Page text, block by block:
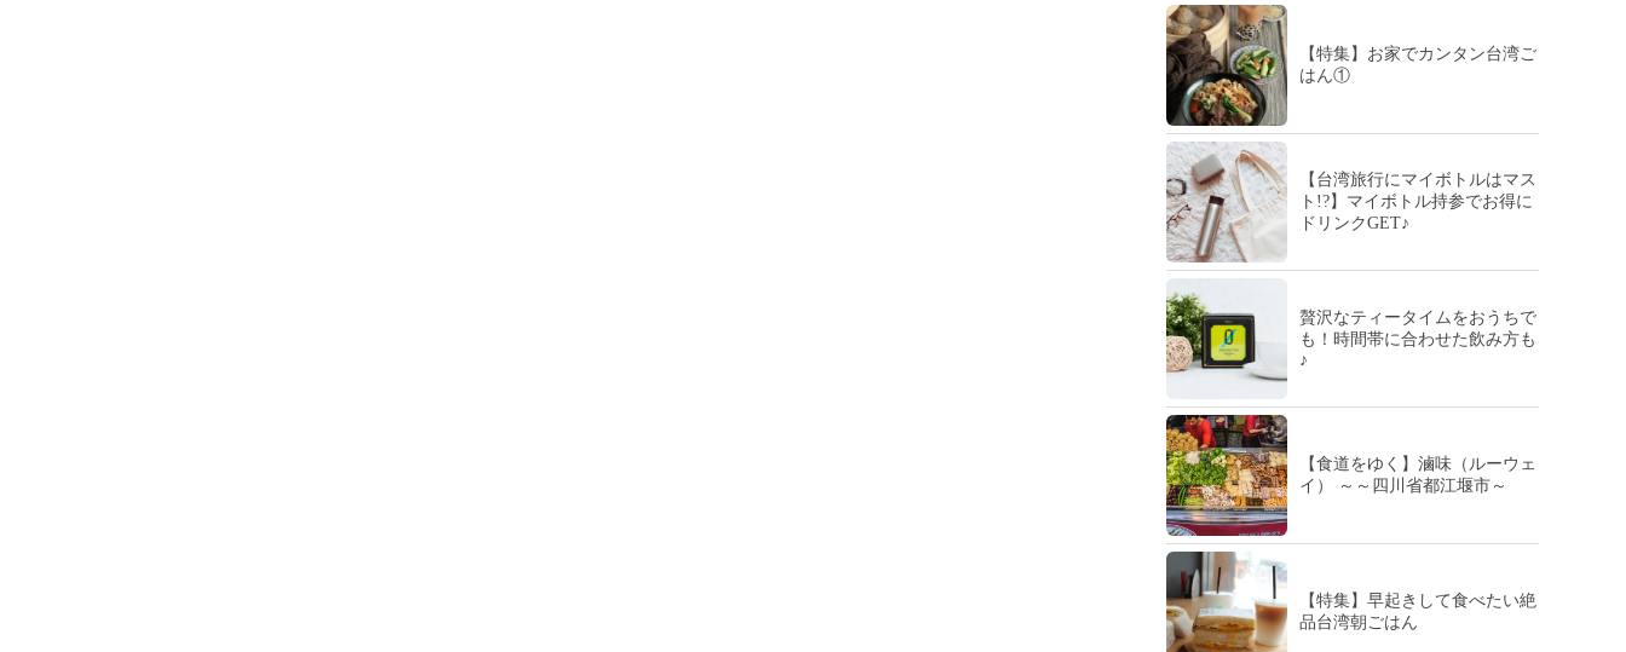
【特集】お家でカンタン台湾ご
はん①
【台湾旅行にマイボトルはマス
ト!?】マイボトル持参でお得に
ドリンクGET♪
贅沢なティータイムをおうちで
も！時間帯に合わせた飲み方も
♪
【食道をゆく】滷味（ルーウェ
イ） ～～四川省都江堰市～
【特集】早起きして食べたい絶
品台湾朝ごはん